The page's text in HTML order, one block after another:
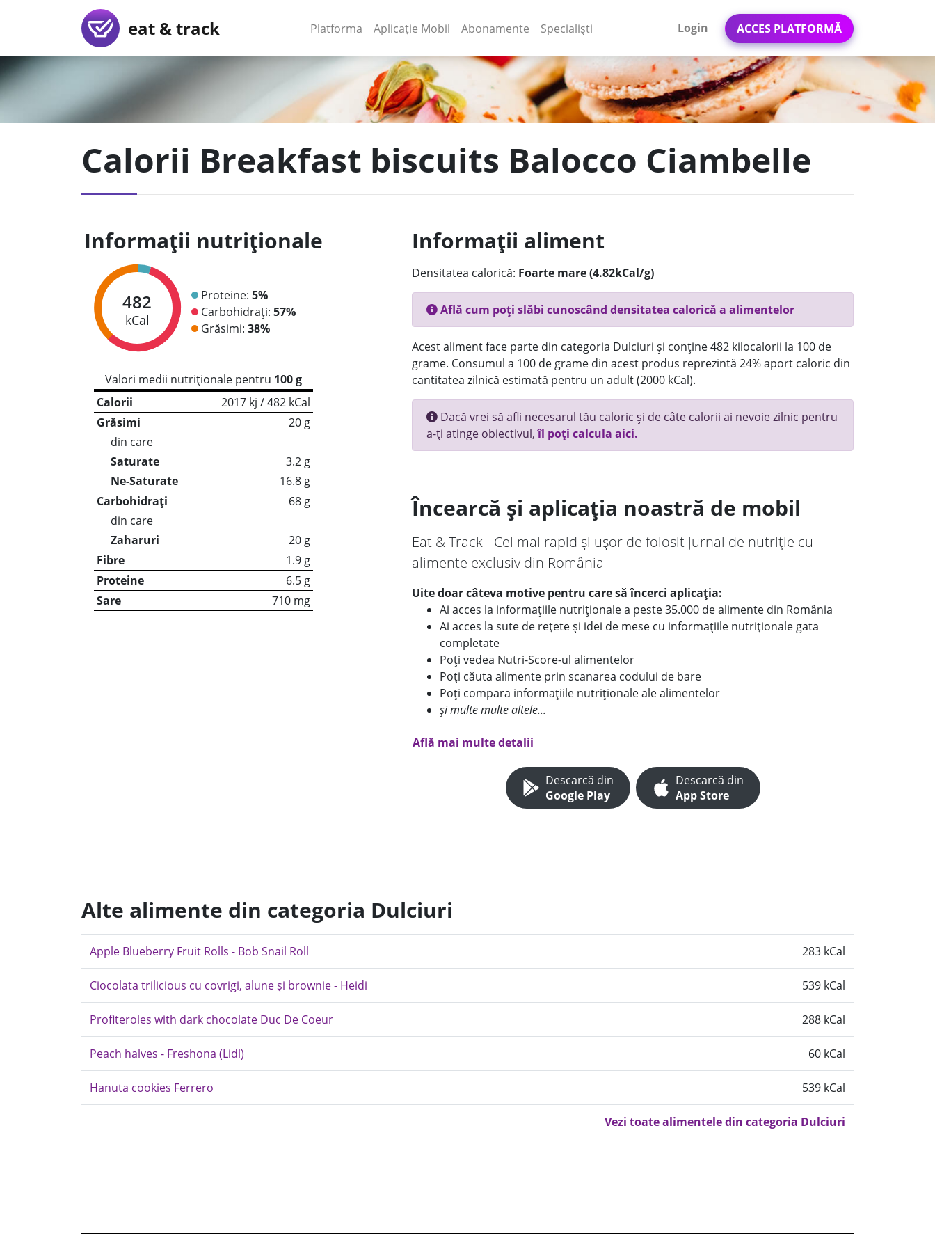
eat & track Platforma (current)
Aplicație Mobil (current)
Abonamente Specialiști Login ACCES PLATFORMĂ
Calorii Breakfast biscuits Balocco Ciambelle
Informații nutriționale
482
kCal
Proteine: 5%
Carbohidrați: 57%
Grăsimi: 38%
Valori medii nutriționale pentru 100 g
Calorii
2017 kj / 482 kCal
Grăsimi
20 g
din care
Saturate
3.2 g
Ne-Saturate
16.8 g
Carbohidrați
68 g
din care
Zaharuri
20 g
Fibre
1.9 g
Proteine
6.5 g
Sare
710 mg
Informații aliment
Densitatea calorică: Foarte mare (4.82kCal/g)
Află cum poți slăbi cunoscând densitatea calorică a alimentelor
Acest aliment face parte din categoria Dulciuri și conține 482 kilocalorii la 100 de
grame. Consumul a 100 de grame din acest produs reprezintă 24% aport caloric din
cantitatea zilnică estimată pentru un adult (2000 kCal).
Dacă vrei să afli necesarul tău caloric și de câte calorii ai nevoie zilnic pentru
a-ți atinge obiectivul,îl poți calcula aici.
Încearcă și aplicația noastră de mobil
Eat & Track - Cel mai rapid și ușor de folosit jurnal de nutriție cu
alimente exclusiv din România
Uite doar câteva motive pentru care să încerci aplicația:
Ai acces la informațiile nutriționale a peste 35.000 de alimente din România
Ai acces la sute de rețete și idei de mese cu informațiile nutriționale gata
completate
Poți vedea Nutri-Score-ul alimentelor
Poți căuta alimente prin scanarea codului de bare
Poți compara informațiile nutriționale ale alimentelor
și multe multe altele...
Află mai multe detalii
Descarcă din
Google Play
Descarcă din
App Store
Alte alimente din categoria Dulciuri
Apple Blueberry Fruit Rolls - Bob Snail Roll 283 kCal
Ciocolata trilicious cu covrigi, alune și brownie - Heidi 539 kCal
Profiteroles with dark chocolate Duc De Coeur 288 kCal
Peach halves - Freshona (Lidl) 60 kCal
Hanuta cookies Ferrero 539 kCal
Vezi toate alimentele din categoria Dulciuri